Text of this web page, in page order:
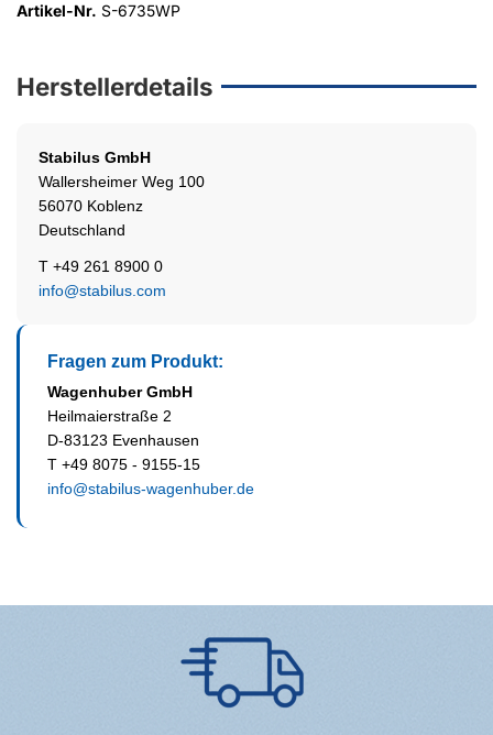
Artikel-Nr. S-6735WP
Herstellerdetails
Stabilus GmbH
Wallersheimer Weg 100
56070 Koblenz
Deutschland
T +49 261 8900 0
info@stabilus.com
Fragen zum Produkt:
Wagenhuber GmbH
Heilmaierstraße 2
D-83123 Evenhausen
T +49 8075 - 9155-15
info@stabilus-wagenhuber.de